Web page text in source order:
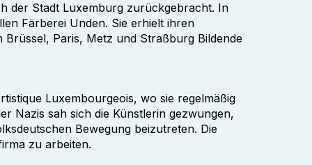
der Stadt Luxemburg zurückgebracht. In
Färberei Unden. Sie erhielt ihren
Paris, Metz und Straßburg Bildende
Luxembourgeois, wo sie regelmäßig
Nazis sah sich die Künstlerin gezwungen,
Bewegung beizutreten. Die
zu arbeiten.